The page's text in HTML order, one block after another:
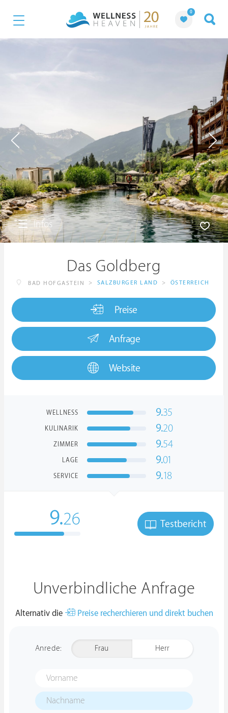
0
Infos
Das Goldberg
BAD HOFGASTEIN > SALZBURGER LAND > ÖSTERREICH
Preise
Anfrage
Website
WELLNESS 9.35
KULINARIK 9.20
ZIMMER 9.54
LAGE 9.01
SERVICE 9.18
9.26 Testbericht
Unverbindliche Anfrage
Alternativ die Preise recherchieren und direkt buchen
Anrede: Frau Herr